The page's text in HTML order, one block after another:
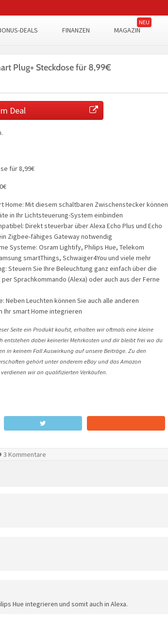
DEALS FINANZEN MAGAZIN
Plug+ Steckdose für 8,99€
Deal
für 8,99€
Home: Mit diesem schaltbaren Zwischenstecker können
in Ihr Lichtsteuerung-System einbinden
Direkt steuerbar über Alexa Echo Plus und Echo
Zigbee-fähiges Gateway notwendig
Systeme: Osram Lightify, Philips Hue, Telekom
smartThings, Schwaiger4You und viele mehr
Steuern Sie Ihre Beleuchtung ganz einfach über die
Sprachkommando (Alexa) oder auch aus der Ferne
Neben Leuchten können Sie auch alle anderen
Ihr smart Home integrieren
Seite ein Produkt kaufst, erhalten wir oftmals eine kleine
entstehen dabei keinerlei Mehrkosten und dir bleibt frei wo du
in keinem Fall Auswirkung auf unsere Beiträge. Zu den
gehört unter anderem eBay und das Amazon
wir an qualifizierten Verkäufen.
3 Kommentare
Hue integrieren und somit auch in Alexa.